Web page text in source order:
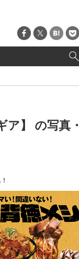
】 の写真・